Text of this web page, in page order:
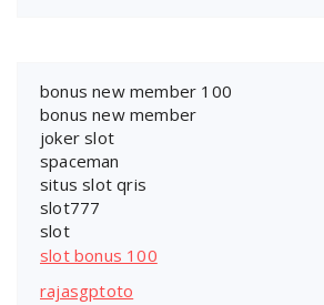
bonus new member 100
bonus new member
joker slot
spaceman
situs slot qris
slot777
slot
slot bonus 100
rajasgptoto